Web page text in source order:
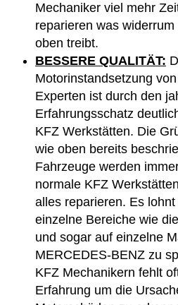
Mechaniker viel mehr
reparieren was
oben treibt.
BESSERE QUALITÄT:
Motorinstandsetzung
Experten ist durch den
Erfahrungsschatz
KFZ Werkstätten. Die
wie oben bereits
Fahrzeuge werden
normale KFZ
alles reparieren. Es
einzelne Bereiche wie
und sogar auf einzelne
MERCEDES-BENZ zu
KFZ Mechanikern fehlt
Erfahrung um die